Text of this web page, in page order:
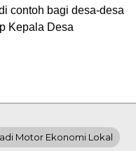
contoh bagi desa-desa
Kepala Desa
Motor Ekonomi Lokal